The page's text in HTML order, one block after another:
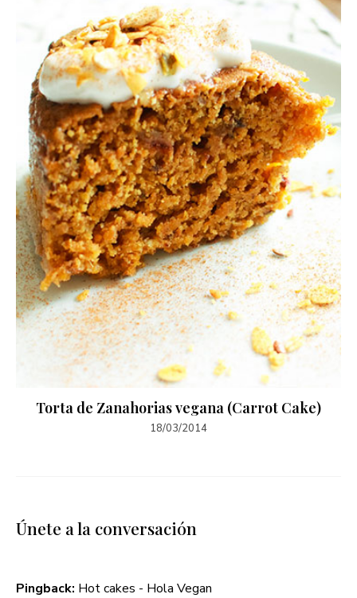
Torta de Zanahorias vegana (Carrot Cake)
18/03/2014
Únete a la conversación
Pingback: Hot cakes - Hola Vegan